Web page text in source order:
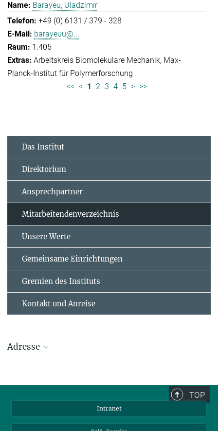
Barayeu, Uladzimir
+49 (0) 6131 / 379 - 328
barayeuu@...
1.405
Arbeitskreis Biomolekulare Mechanik Max-
Planck-Institut für Polymerforschung
<< < 1 2 3 4 5 > >>
Das Institut
Direktorium
Ansprechpartner
Mitarbeitendenverzeichnis
Unsere Werte
Gemeinsame Einrichtungen
Gremien des Instituts
Kontakt und Anreise
Adresse
55128 Mainz
Tel.: +49 6131 379-0
Fax: +49 6131 379-100
TOP
Intranet